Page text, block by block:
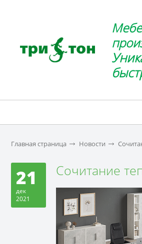
Главная страница Новости
21
дек
2021
Сочитание